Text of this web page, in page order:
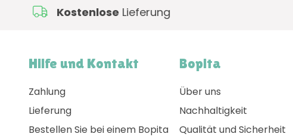
KostenloseLieferung
Hilfe und Kontakt
Zahlung
Lieferung
Bestellen Sie bei einem Bopita
Bopita
Über uns
Nachhaltigkeit
Qualität und Sicherheit